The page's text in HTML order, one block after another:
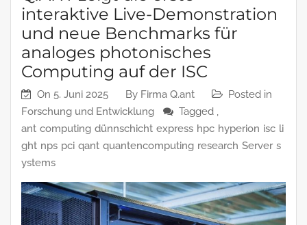
interaktive Live-Demonstration
und neue Benchmarks für
analoges photonisches
Computing auf der ISC
On 5. Juni 2025 By Firma Q.ant
Posted in
Forschung und Entwicklung
Tagged ,
ant computing dünnschicht express hpc hyperion isc li
ght nps pci qant quantencomputing research Server s
ystems